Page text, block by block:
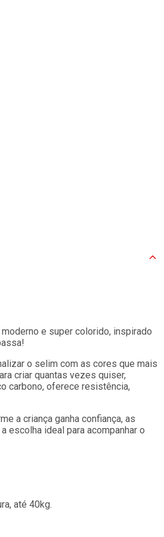
e super colorido, inspirado
o selim com as cores que mais
criar quantas vezes quiser,
carbono, oferece resistência,
a criança ganha confiança, as
escolha ideal para acompanhar o
até 40kg.